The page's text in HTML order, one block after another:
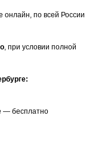
онлайн, по всей России
, при условии полной
— бесплатно